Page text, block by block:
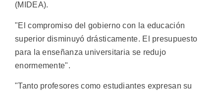
(MIDEA).
"El compromiso del gobierno con la educación
superior disminuyó drásticamente. El presupuesto
para la enseñanza universitaria se redujo
enormemente".
"Tanto profesores como estudiantes expresan su